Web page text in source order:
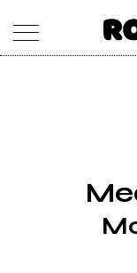
SHOP
RADIO